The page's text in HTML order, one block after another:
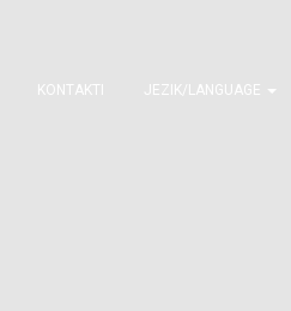
KONTAKTI JEZIK/LANGUAGE